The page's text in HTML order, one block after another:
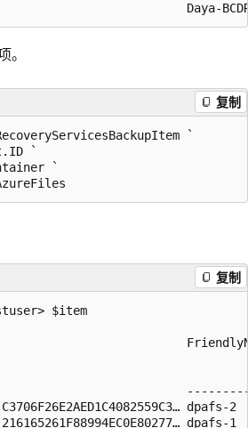
。
复制
`
`
`
复制
$item